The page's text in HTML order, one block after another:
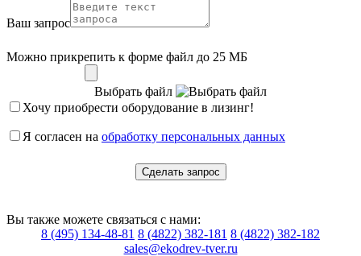
Ваш запрос
Можно прикрепить к форме файл до 25 МБ
Выбрать файл
Хочу приобрести оборудование в лизинг!
Я согласен на обработку персональных данных
Сделать запрос
Вы также можете связаться с нами:
8 (495) 134-48-81 8 (4822) 382-181 8 (4822) 382-182
sales@ekodrev-tver.ru